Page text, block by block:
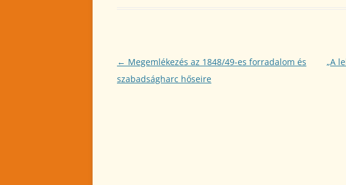
Bejegyzés
navigáció
← Megemlékezés az 1848/49-es forradalom és
szabadságharc hőseire
„A